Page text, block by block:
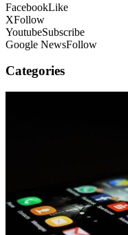
FacebookLike
XFollow
YoutubeSubscribe
Google NewsFollow
Categories